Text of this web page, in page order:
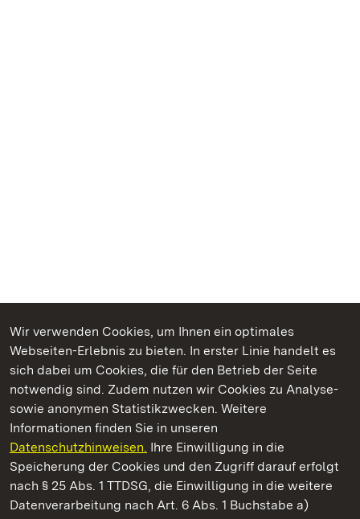
Wir verwenden Cookies, um Ihnen ein optimales
Webseiten-Erlebnis zu bieten. In erster Linie handelt es
sich dabei um Cookies, die für den Betrieb der Seite
notwendig sind. Zudem nutzen wir Cookies zu Analyse-
sowie anonymen Statistikzwecken. Weitere
Informationen finden Sie in unseren
Datenschutzhinweisen. Ihre Einwilligung in die
Speicherung der Cookies und den Zugriff darauf erfolgt
nach § 25 Abs. 1 TTDSG, die Einwilligung in die weitere
Datenverarbeitung nach Art. 6 Abs. 1 Buchstabe a)
Kommen. Staunen. Genießen.
Staatliche Schlösser und Gärten Baden‑Württemberg
Staatliche Schlösser und Gärten Baden-Württemberg